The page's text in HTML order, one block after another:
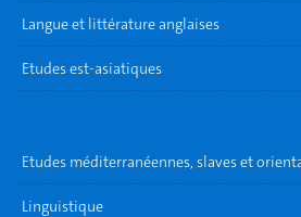
Langue et littérature anglaises
Etudes est-asiatiques
Etudes méditerranéennes, slaves et
Linguistique